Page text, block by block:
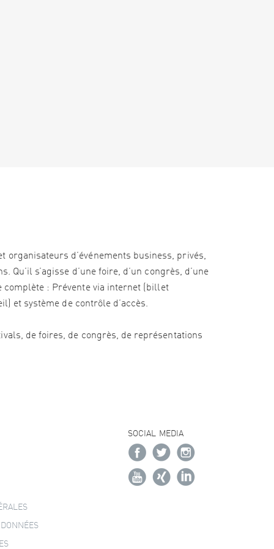
organisateurs d’événements business, privés,
s’agisse d’une foire, d’un congrès, d’une
complète : Prévente via internet (billet
et système de contrôle d’accès.
de foires, de congrès, de représentations
SOCIAL MEDIA